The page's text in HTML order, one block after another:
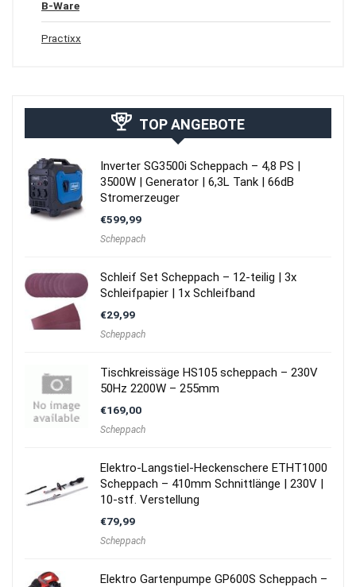
B-Ware
Practixx
TOP ANGEBOTE
Inverter SG3500i Scheppach – 4,8 PS |
3500W | Generator | 6,3L Tank | 66dB
Stromerzeuger
€599,99
Scheppach
Schleif Set Scheppach – 12-teilig | 3x
Schleifpapier | 1x Schleifband
€29,99
Scheppach
Tischkreissäge HS105 scheppach – 230V
50Hz 2200W – 255mm
€169,00
Scheppach
Elektro-Langstiel-Heckenschere ETHT1000
Scheppach – 410mm Schnittlänge | 230V |
10-stf. Verstellung
€79,99
Scheppach
Elektro Gartenpumpe GP600S Scheppach –